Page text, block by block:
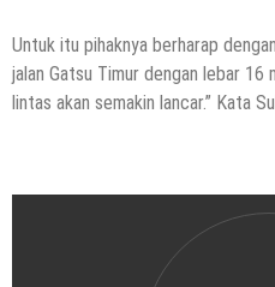
Untuk itu pihaknya berharap
jalan Gatsu Timur dengan lebar
lintas akan semakin lancar.” Kata